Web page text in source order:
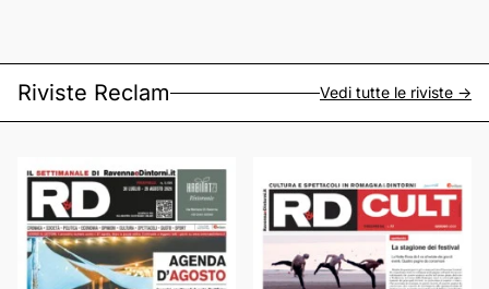
Riviste Reclam Vedi tutte le riviste ->